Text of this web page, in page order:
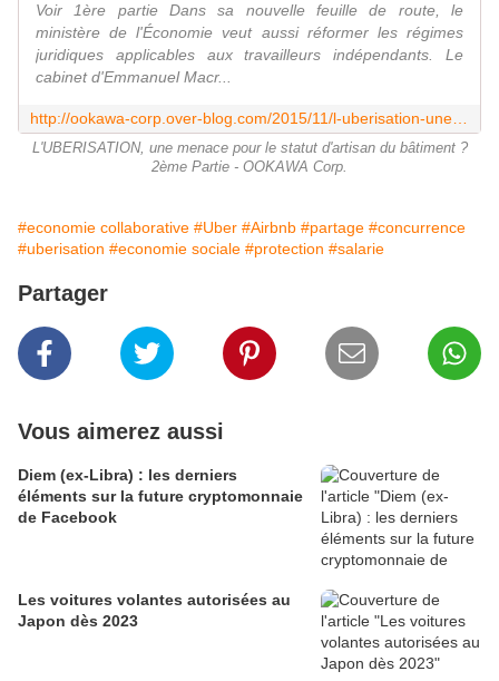
Voir 1ère partie Dans sa nouvelle feuille de route, le
ministère de l'Économie veut aussi réformer les régimes
juridiques applicables aux travailleurs indépendants. Le
cabinet d'Emmanuel Macr...
L'UBERISATION, une menace pour le statut d'artisan du bâtiment ?
2ème Partie - OOKAWA Corp.
#economie collaborative #Uber #Airbnb #partage #concurrence
#uberisation #economie sociale #protection #salarie
Partager
Vous aimerez aussi
Diem (ex-Libra) : les derniers
éléments sur la future cryptomonnaie
de Facebook
Les voitures volantes autorisées au
Japon dès 2023